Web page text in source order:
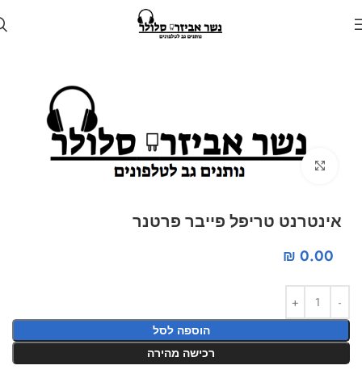
Click to enlarge
אינטרנט טריפל פייבר פרטנר
₪ 0.00
הוספה לסל
רכישה מהירה